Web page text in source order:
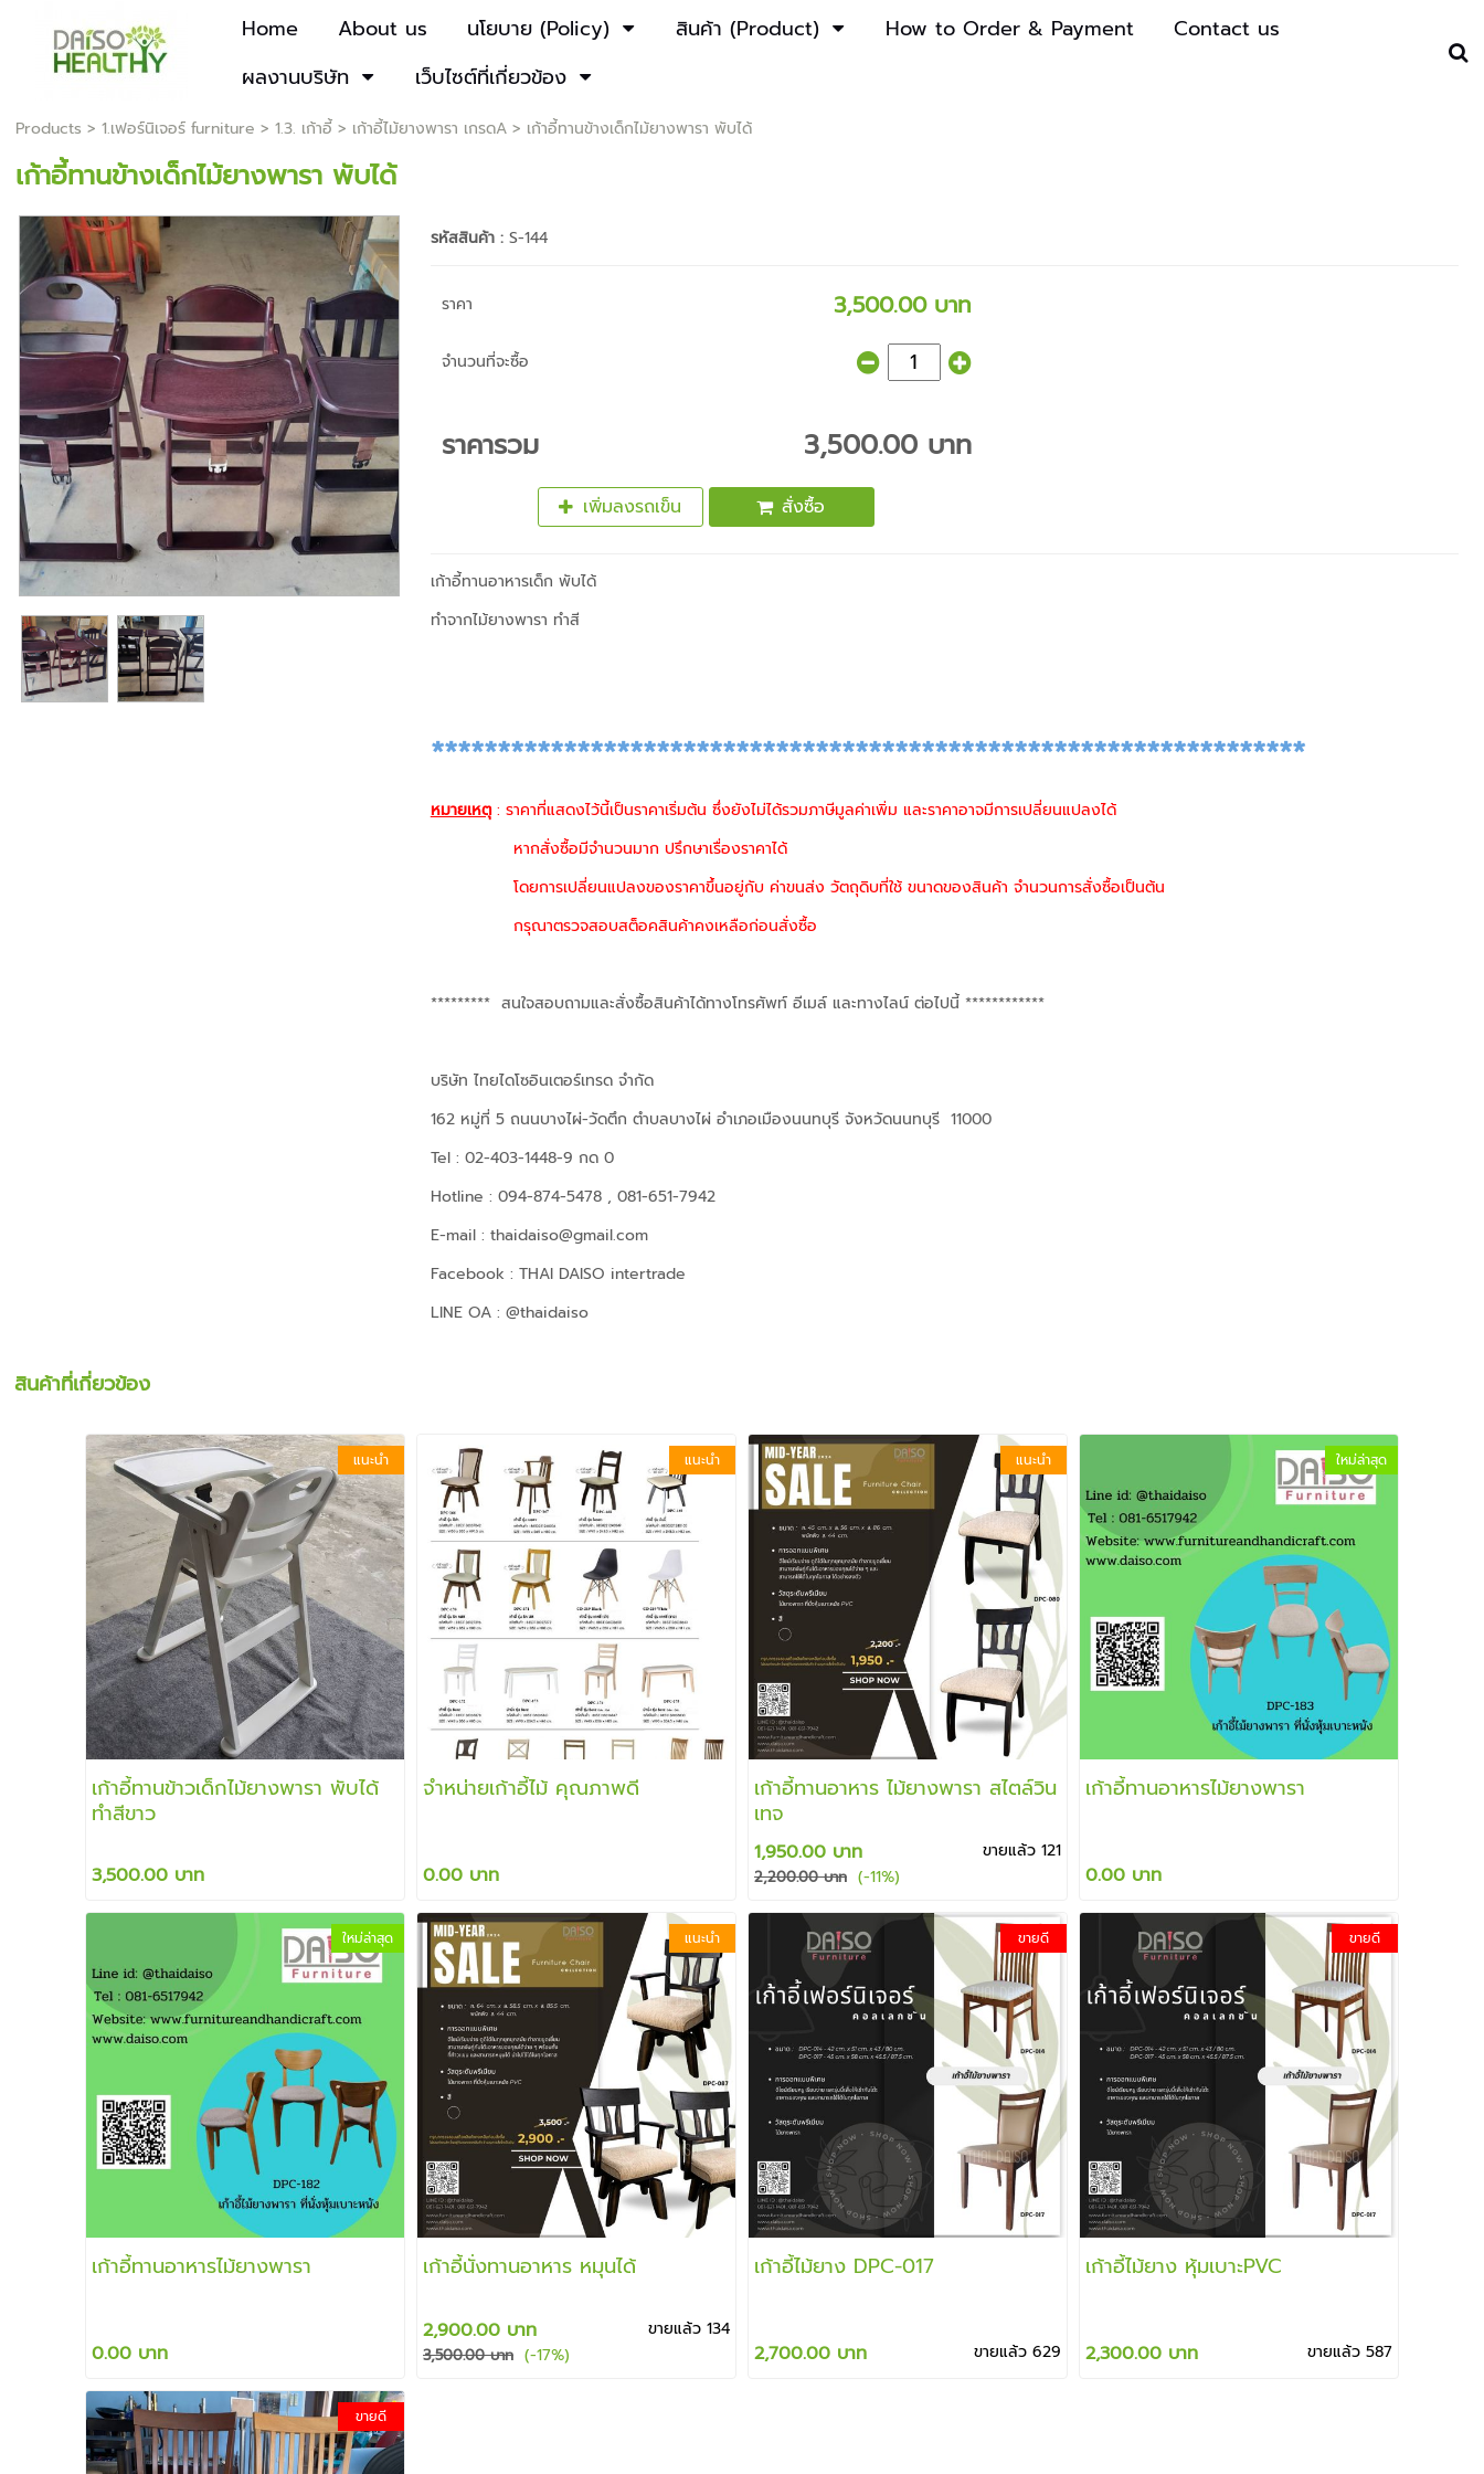
Home About us นโยบาย (Policy) สินค้า (Product) How to Order & Payment
Contact us
ผลงานบริษัท
เว็บไซต์ที่เกี่ยวข้อง
Products > 1.เฟอร์นิเจอร์ furniture > 1.3. เก้าอี้ > เก้าอี้ไม้ยางพารา เกรดA> เก้าอี้ทานข้างเด็กไม้ยางพารา พับได้
เก้าอี้ทานข้างเด็กไม้ยางพารา พับได้
รหัสสินค้า : S-144
ราคา 3,500.00 บาท
จำนวนที่จะซื้อ
ราคารวม 3,500.00 บาท
เพิ่มลงรถเข็น สั่งซื้อ
เก้าอี้ทานอาหารเด็ก พับได้
ทำจากไม้ยางพารา ทำสี
******************************************************************
หมายเหตุ: ราคาที่แสดงไว้นี้เป็นราคาเริ่มต้น ซึ่งยังไม่ได้รวมภาษีมูลค่าเพิ่ม และราคาอาจมีการเปลี่ยนแปลงได้
หากสั่งซื้อมีจำนวนมาก ปรึกษาเรื่องราคาได้
โดยการเปลี่ยนแปลงของราคาขึ้นอยู่กับ ค่าขนส่ง วัตถุดิบที่ใช้ ขนาดของสินค้า จำนวนการสั่งซื้อเป็นต้น
กรุณาตรวจสอบสต็อคสินค้าคงเหลือก่อนสั่งซื้อ
********* สนใจสอบถามและสั่งซื้อสินค้าได้ทางโทรศัพท์ อีเมล์ และทางไลน์ ต่อไปนี้ ************
บริษัท ไทยไดโซอินเตอร์เทรด จำกัด
162 หมู่ที่ 5 ถนนบางไผ่-วัดตึก ตำบลบางไผ่ อำเภอเมืองนนทบุรี จังหวัดนนทบุรี 11000
Tel : 02-403-1448-9 กด 0
Hotline : 094-874-5478 , 081-651-7942
E-mail : thaidaiso@gmail.com
Facebook : THAI DAISO intertrade
LINE OA : @thaidaiso
สินค้าที่เกี่ยวข้อง
แนะนำ
เก้าอี้ทานข้าวเด็กไม้ยางพารา พับได้
ทำสีขาว
3,500.00 บาท
แนะนำ
จำหน่ายเก้าอี้ไม้ คุณภาพดี
0.00 บาท
แนะนำ
เก้าอี้ทานอาหาร ไม้ยางพารา สไตล์วิน
เทจ
1,950.00 บาท
2,200.00 บาท (-11%)
ขายแล้ว 121
ใหม่ล่าสุด
เก้าอี้ทานอาหารไม้ยางพารา
0.00 บาท
ใหม่ล่าสุด
เก้าอี้ทานอาหารไม้ยางพารา
0.00 บาท
แนะนำ
เก้าอี้นั่งทานอาหาร หมุนได้
2,900.00 บาท
3,500.00 บาท (-17%)
ขายแล้ว 134
ขายดี
เก้าอี้ไม้ยาง DPC-017
2,700.00 บาท ขายแล้ว 629
ขายดี
เก้าอี้ไม้ยาง หุ้มเบาะPVC
2,300.00 บาท ขายแล้ว 587
ขายดี